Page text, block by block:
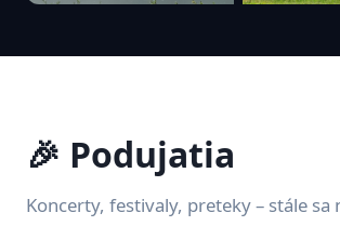
🎉 Podujatia
Koncerty, festivaly, preteky – stále sa